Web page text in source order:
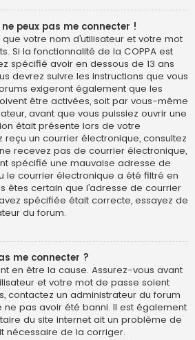
peux pas me connecter !
votre nom d’utilisateur et votre mot
Si la fonctionnalité de la COPPA est
spécifié avoir en dessous de 13 ans
devrez suivre les instructions que vous
exigeront également que les
être activées, soit par vous-même
avant que vous puissiez ouvrir une
était présente lors de votre
reçu un courrier électronique, consultez
recevez pas de courrier électronique,
spécifié une mauvaise adresse de
le courrier électronique a été filtré en
êtes certain que l’adresse de courrier
spécifiée était correcte, essayez de
du forum.
me connecter ?
en être la cause. Assurez-vous avant
et votre mot de passe soient
contactez un administrateur du forum
pas avoir été banni. Il est également
du site internet ait un problème de
nécessaire de la corriger.